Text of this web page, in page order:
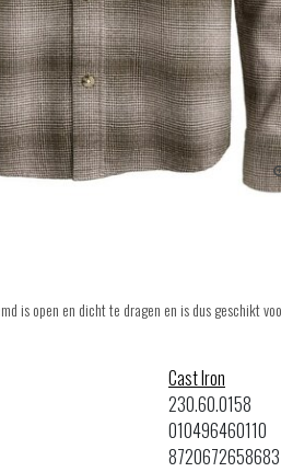
is open en dicht te dragen en is dus geschikt
Cast Iron
230.60.0158
010496460110
8720672658683